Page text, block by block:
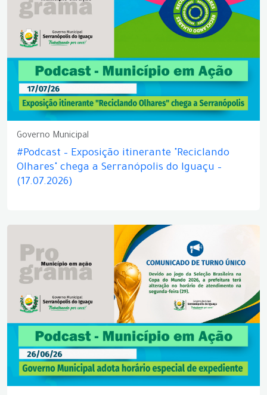
Governo Municipal
#Podcast – Exposição itinerante "Reciclando
Olhares" chega a Serranópolis do Iguaçu –
(17.07.2026)